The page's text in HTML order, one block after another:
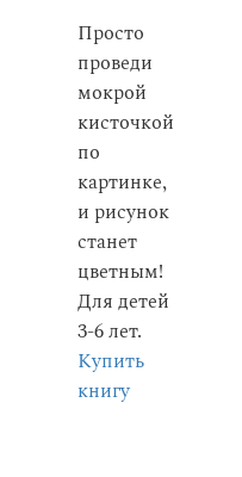
Просто
проведи
мокрой
кисточкой
по
картинке,
и рисунок
станет
цветным!
Для детей
3-6 лет.
Купить
книгу